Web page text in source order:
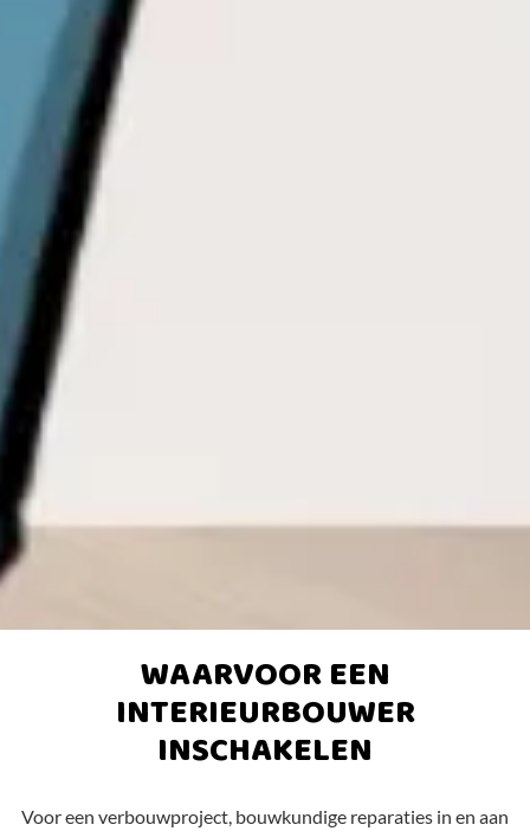
WAARVOOR EEN
INTERIEURBOUWER
INSCHAKELEN
Voor een verbouwproject, bouwkundige reparaties in en aan